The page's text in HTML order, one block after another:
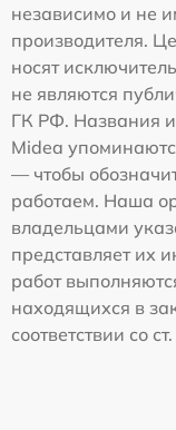
независимо и не
производителя.
носят
не являются
ГК РФ. Названия
Midea
— чтобы
работаем. Наша
владельцами
представляет их
работ
находящихся в
соответствии со